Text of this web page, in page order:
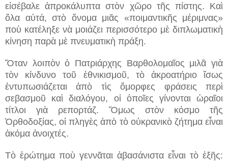
εἰσέβαλε ἀπροκάλυπτα στὸν χῶρο τῆς πίστης. Καὶ
ὅλα αὐτά, στὸ ὄνομα μιᾶς «ποιμαντικῆς μέριμνας»
ποὺ κατέληξε νὰ μοιάζει περισσότερο μὲ διπλωματικὴ
κίνηση παρὰ μὲ πνευματικὴ πράξη.
Ὅταν λοιπὸν ὁ Πατριάρχης Βαρθολομαῖος μιλᾶ γιὰ
τὸν κίνδυνο τοῦ ἐθνικισμοῦ, τὸ ἀκροατήριο ἴσως
ἐντυπωσιάζεται ἀπὸ τὶς ὄμορφες φράσεις περὶ
σεβασμοῦ καὶ διαλόγου, οἱ ὁποῖες γίνονται ὡραῖοι
τίτλοι γιὰ ρεπορτάζ. Ὅμως στὸν κόσμο τῆς
Ὀρθοδοξίας, οἱ πληγὲς ἀπὸ τὸ οὐκρανικὸ ζήτημα εἶναι
ἀκόμα ἀνοιχτές.
Τὸ ἐρώτημα ποὺ γεννᾶται ἀβασάνιστα εἶναι τὸ ἑξῆς: